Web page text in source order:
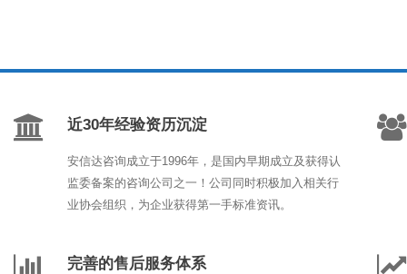
近30年经验资历沉淀
安信达咨询成立于1996年，是国内早期成立及获得认
监委备案的咨询公司之一！公司同时积极加入相关行
业协会组织，为企业获得第一手标准资讯。
完善的售后服务体系